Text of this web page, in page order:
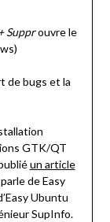
Supprouvre le
de bugs et la
GTK/QT
un article
de Easy
Ubuntu
SupInfo.